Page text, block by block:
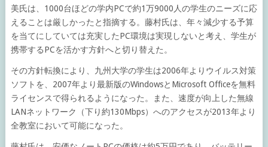
美氏は、1000台ほどの学内PCで約1万9000人の学生のニーズに応
えることは厳しかったと指摘する。藤村氏は、年々減少する予算
を当てにしていては充実したPC環境は実現しないと考え、学生が
携帯するPCを活かす方針へと切り替えた。
その方針転換により、九州大学の学生は2006年よりウイルス対策
ソフトを、2007年より最新版のWindowsとMicrosoft Officeを無料
ライセンスで得られるようになった。また、速度が向上した無線
LANネットワーク（下り約130Mbps）へのアクセスが2013年より
全教室において可能になった。